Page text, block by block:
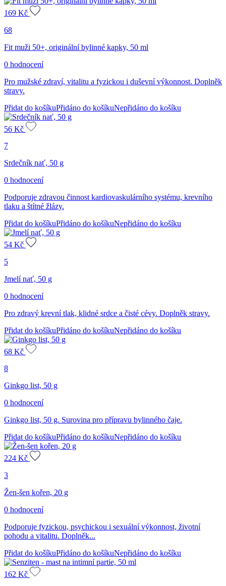
169 Kč
68
Fit muži 50+, originální bylinné kapky, 50 ml
0 hodnocení
Pro mužské zdraví, vitalitu a fyzickou i duševní výkonnost. Doplněk
stravy.
Přidat do košíkuPřidáno do košíkuNepřidáno do košíku
56 Kč
7
Srdečník nať, 50 g
0 hodnocení
Podporuje zdravou činnost kardiovaskulárního systému, krevního
tlaku a štítné žlázy.
Přidat do košíkuPřidáno do košíkuNepřidáno do košíku
54 Kč
5
Jmelí nať, 50 g
0 hodnocení
Pro zdravý krevní tlak, klidné srdce a čisté cévy. Doplněk stravy.
Přidat do košíkuPřidáno do košíkuNepřidáno do košíku
68 Kč
8
Ginkgo list, 50 g
0 hodnocení
Ginkgo list, 50 g. Surovina pro přípravu bylinného čaje.
Přidat do košíkuPřidáno do košíkuNepřidáno do košíku
224 Kč
3
Žen-šen kořen, 20 g
0 hodnocení
Podporuje fyzickou, psychickou i sexuální výkonnost, životní
pohodu a vitalitu. Doplněk...
Přidat do košíkuPřidáno do košíkuNepřidáno do košíku
162 Kč